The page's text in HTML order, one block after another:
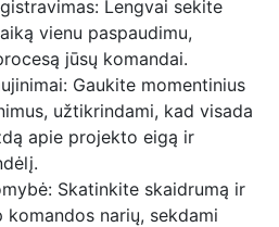
Lengvai sekite
vienu paspaudimu,
jūsų komandai.
Gaukite momentinius
užtikrindami, kad visada
apie projekto eigą ir
Skatinkite skaidrumą ir
narių, sekdami